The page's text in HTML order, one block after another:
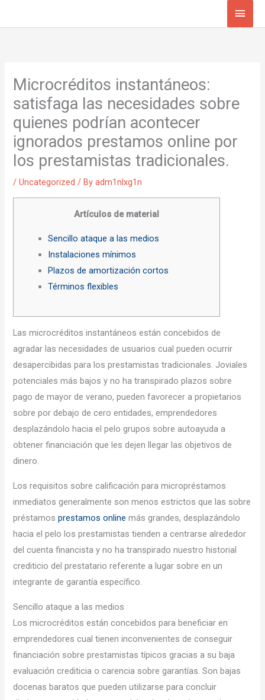
Main
Microcréditos instantáneos:
satisfaga las necesidades sobre
quienes podrían acontecer
ignorados prestamos online por
los prestamistas tradicionales.
/Uncategorized / Byadm1nlxg1n
Artículos de material
Sencillo ataque a las medios
Instalaciones mínimos
Plazos de amortización cortos
Términos flexibles
Las microcréditos instantáneos están concebidos de
agradar las necesidades de usuarios cual pueden ocurrir
desapercibidas para los prestamistas tradicionales. Joviales
potenciales más bajos y no ha transpirado plazos sobre
pago de mayor de verano, pueden favorecer a propietarios
sobre por debajo de cero entidades, emprendedores
desplazándolo hacia el pelo grupos sobre autoayuda a
obtener financiación que les dejen llegar las objetivos de
dinero.
Los requisitos sobre calificación para micropréstamos
inmediatos generalmente son menos estrictos que las sobre
préstamosprestamos online más grandes, desplazándolo
hacia el pelo los prestamistas tienden a centrarse alrededor
del cuenta financista y no ha transpirado nuestro historial
crediticio del prestatario referente a lugar sobre en un
integrante de garantía específico.
Sencillo ataque a las medios
Los microcréditos están concebidos para beneficiar en
emprendedores cual tienen inconvenientes de conseguir
financiación sobre prestamistas tí­picos gracias a su baja
evaluación crediticia o carencia sobre garantías. Son bajas
docenas baratos que pueden utilizarse para concluir